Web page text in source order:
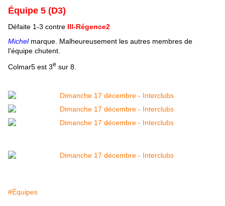
Équipe 5 (D3)
Défaite 1-3 contre Ill-Régence2
Michel marque. Malheureusement les autres membres de
l'équipe chutent.
Colmar5 est 3e sur 8.
#Équipes